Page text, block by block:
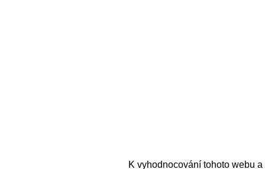
K vyhodnocování tohoto webu